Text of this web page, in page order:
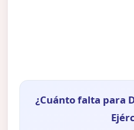
¿Cuánto falta para